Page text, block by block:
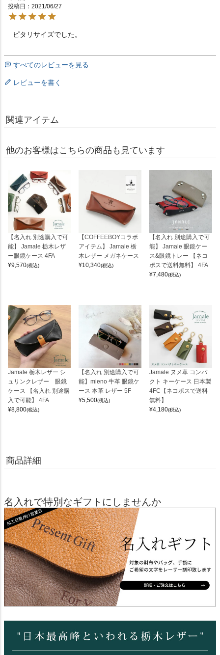
投稿日
2021/06/27
ピタリサイズでした。
すべてのレビューを見る
レビューを書く
関連アイテム
他のお客様はこちらの商品も見ています
【名入れ 別途購入で可
能】 Jamale 栃木レザ
ー眼鏡ケース 4FA
¥9,570(税込)
【COFFEEBOYコラボ
アイテム】 Jamale 栃
木レザー メガネケース
¥10,340(税込)
【名入れ 別途購入で可
能】 Jamale 眼鏡ケー
ス&眼鏡トレー 【ネコ
ポスで送料無料】 4FA
¥7,480(税込)
Jamale 栃木レザー シ
ュリンクレザー 眼鏡
ケース 【名入れ 別途購
入で可能】 4FA
¥8,800(税込)
【名入れ 別途購入で可
能】mieno 牛革 眼鏡ケ
ース 本革 レザー 5F
¥5,500(税込)
Jamale ヌメ革 コンパ
クト キーケース 日本製
4FC【ネコポスで送料
無料】
¥4,180(税込)
商品詳細
名入れで特別なギフトにしませんか